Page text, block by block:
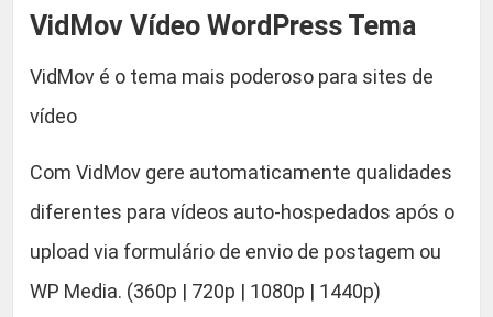
5
,
9
0
0
.
P
e
s
T
e
q
VidMov Vídeo WordPress Tema
VidMov é o tema mais poderoso para sites de
vídeo
Com VidMov gere automaticamente qualidades
diferentes para vídeos auto-hospedados após o
upload via formulário de envio de postagem ou
WP Media. (360p | 720p | 1080p | 1440p)